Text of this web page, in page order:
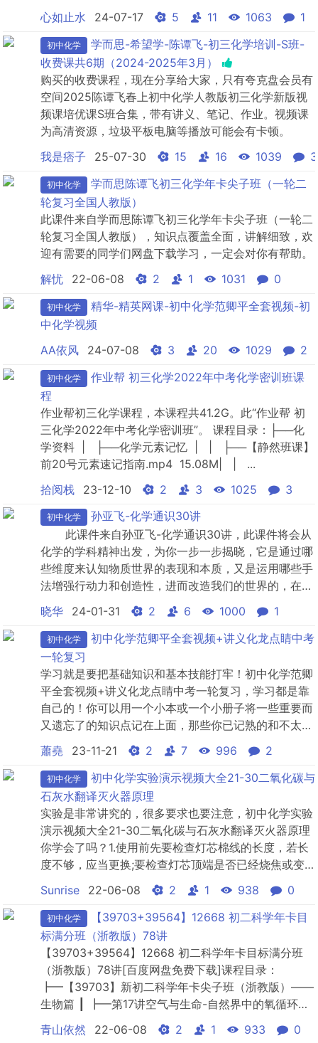
心如止水
24-07-17 5 11 1063 1
初中化学
学而思-希望学-陈谭飞-初三化学培训-S班-
收费课共6期（2024-2025年3月）
购买的收费课程，现在分享给大家，只有夸克盘会员有
空间2025陈谭飞春上初中化学人教版初三化学新版视
频课培优课S班合集，带有讲义、笔记、作业。视频课
为高清资源，垃圾平板电脑等播放可能会有卡顿。
我是痞子
25-07-30 15 16 1039 3
初中化学
学而思陈谭飞初三化学年卡尖子班（一轮二
轮复习全国人教版）
此课件来自学而思陈谭飞初三化学年卡尖子班（一轮二
轮复习全国人教版），知识点覆盖全面，讲解细致，欢
迎有需要的同学们网盘下载学习，一定会对你有帮助。
解忧
22-06-08 2 1 1031 0
初中化学
精华-精英网课-初中化学范卿平全套视频-初
中化学视频
AA依风
24-07-08 3 20 1029 2
初中化学
作业帮 初三化学2022年中考化学密训班课
程
作业帮初三化学课程，本课程共41.2G。此“作业帮 初
三化学2022年中考化学密训班”。 课程目录：├──化
学资料 | ├──化学元素记忆 | | ├──【静然班课】
前20号元素速记指南.mp4 15.08M| | ...
拾阅栈
23-12-10 2 3 1025 3
初中化学
孙亚飞-化学通识30讲
此课件来自孙亚飞-化学通识30讲，此课件将会从
化学的学科精神出发，为你一步一步揭晓，它是通过哪
些维度来认知物质世界的表现和本质，又是运用哪些手
法增强行动力和创造性，进而改造我们的世界的，在这
门课程里，我不用让人头疼的化学分子式，也不用复杂
的数学公式，只用你听得懂得语言，治愈你的化学恐惧
症，修复你在初中、高中阶段艰难的化学记忆。
晓华 24-01-31 2 6 1000 1
初中化学
初中化学范卿平全套视频+讲义化龙点睛中考
一轮复习
学习就是要把基础知识和基本技能打牢！初中化学范卿
平全套视频+讲义化龙点睛中考一轮复习，学习都是靠
自己的！你可以用一个小本或一个小册子将一些重要而
又遗忘了的知识点记在上面，那些你已记熟的和不太重
要的则可不用记在上面，但要去翻一翻、看一看。而那
些你记在本或册上的可在你走路、睡觉前拿出来记一
下，加深印象。理解双基，掌握化学用语所谓“双基”即
指化学基本概念和基本理论，是化学基础知识的重要组
成部分，也是学好...
蕭堯 23-11-21 2 7 996 2
初中化学
初中化学实验演示视频大全21-30二氧化碳与
石灰水翻译灭火器原理
实验是非常讲究的，很多要求也要注意，初中化学实验
演示视频大全21-30二氧化碳与石灰水翻译灭火器原理
你学会了吗？1.使用前先要检查灯芯棉线的长度，若长
度不够，应当更换;要检查灯芯顶端是否已经烧焦或变
黑，应适当剪去烧焦部分，还要用镊子调整灯芯的高
度;要检查酒精的量是否合适，不能少于酒精灯容积的
1/4，也不能超过2/3(因为超过2/3时，容易因酒精蒸发
而在灯颈处起火;少于1/4时，因酒精少，既容易烧...
Sunrise 22-06-08 2 1 938 0
初中化学
【39703+39564】12668 初二科学年卡目
标满分班（浙教版）78讲
【39703+39564】12668 初二科学年卡目标满分班
（浙教版）78讲[百度网盘免费下载]课程目录：
┣━【39703】新初二科学年卡尖子班（浙教版）——
生物篇 ┃ ┣━第17讲空气与生命-自然界中的氧循环和碳
循环、空气污染与保护重难点梳理及常考题型 ┣━(3)自
然界的氧循环、碳循环和氮循环 第3段.mp4 ┣━(2)自
青山依然 22-06-08 2 1 933 0